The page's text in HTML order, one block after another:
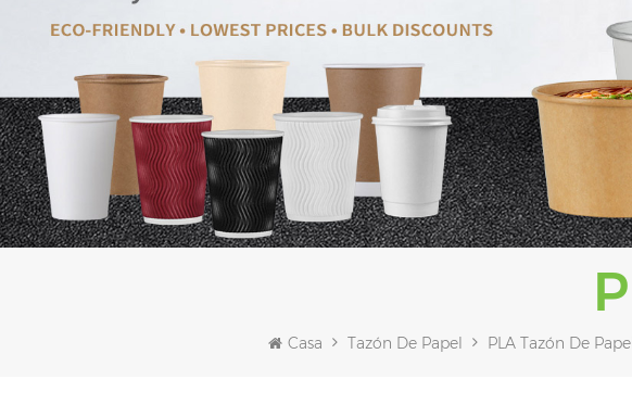
Casa Tazón De Papel PLA Tazón De Papel